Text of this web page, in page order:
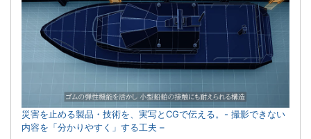
災害を止める製品・技術を、実写とCGで伝える。- 撮影できない
内容を「分かりやすく」する工夫 –